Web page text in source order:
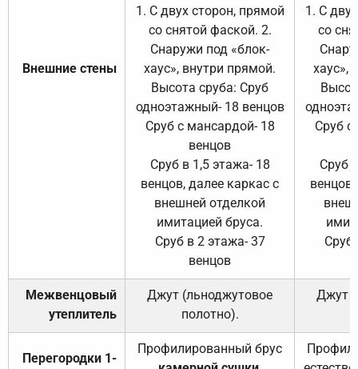
Внешние стены
1. С двух сторон, прямой
со снятой фаской. 2.
Снаружи под «блок-
хаус», внутри прямой.
Высота сруба: Сруб
одноэтажный- 18 венцов
Сруб с мансардой- 18
венцов
Сруб в 1,5 этажа- 18
венцов, далее каркас с
внешней отделкой
имитацией бруса.
Сруб в 2 этажа- 37
венцов
1. С
со
хаус»,
Сруб с
Сруб
Сруб
Межвенцовый
утеплитель
Джут (льноджутовое
полотно).
Джут
Перегородки 1-
Профилированный брус